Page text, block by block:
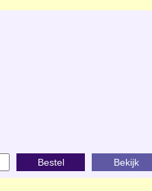
Bestel Bekijk